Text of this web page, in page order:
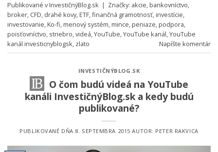
Publikované vInvestičnýBlog.sk | Značky: akcie,bankovníctvo,
broker, CFD, drahé kovy,ETF,finančná gramotnosť,investície,
investovanie,Ko-fi,menový systém,mince,peniaze,podpora,
poisťovníctvo, striebro,videá,YouTube,YouTube kanál,YouTube
kanál investicnyblogsk, zlato Napíšte komentár
INVESTIČNÝBLOG.SK
O čom budú videá na YouTube
kanáli InvestičnýBlog.sk a kedy budú
publikované?
PUBLIKOVANÉ DŇA 8. SEPTEMBRA 2015 AUTOR: PETER RAKVICA